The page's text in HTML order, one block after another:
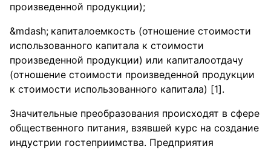
произведенной продукции);
капиталоемкость (отношение стоимости
использованного капитала к стоимости
произведенной продукции) или капиталоотдачу
(отношение стоимости произведенной продукции
к стоимости использованного капитала) [1].
Значительные преобразования происходят в сфере
общественного питания, взявшей курс на создание
индустрии гостеприимства. Предприятия